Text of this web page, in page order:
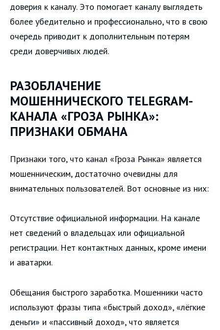
доверия к каналу. Это помогает каналу выглядеть
более убедительно и профессионально, что в свою
очередь приводит к дополнительным потерям
среди доверчивых людей.
РАЗОБЛАЧЕНИЕ
МОШЕННИЧЕСКОГО TELEGRAM-
КАНАЛА «ГРОЗА РЫНКА»:
ПРИЗНАКИ ОБМАНА
Признаки того, что канал «Гроза Рынка» является
мошенническим, достаточно очевидны для
внимательных пользователей. Вот основные из них:
Отсутствие официальной информации. На канале
нет сведений о владельцах или официальной
регистрации. Нет контактных данных, кроме имени
и аватарки.
Обещания быстрого заработка. Мошенники часто
используют фразы типа «быстрый доход», «лёгкие
деньги» и «пассивный доход», что является